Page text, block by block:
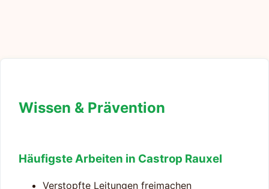
Wissen & Prävention
Häufigste Arbeiten in Castrop Rauxel
Verstopfte Leitungen freimachen